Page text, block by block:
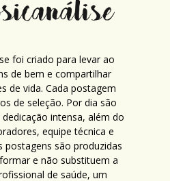
foi criado para levar ao
de bem e compartilhar
de vida. Cada postagem
de seleção. Por dia são
intensa, além do
equipe técnica e
postagens são produzidas
e não substituem a
de saúde, um